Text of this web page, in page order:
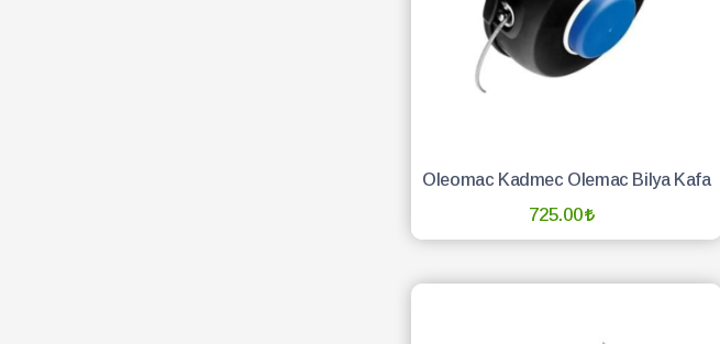
Oleomac Kadmec Olemac Bilya Kafa
725.00